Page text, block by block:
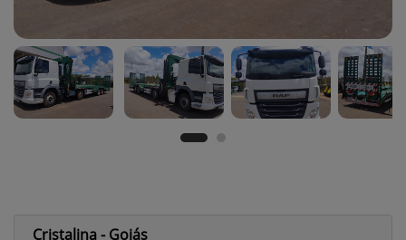
Cristalina - Goiás